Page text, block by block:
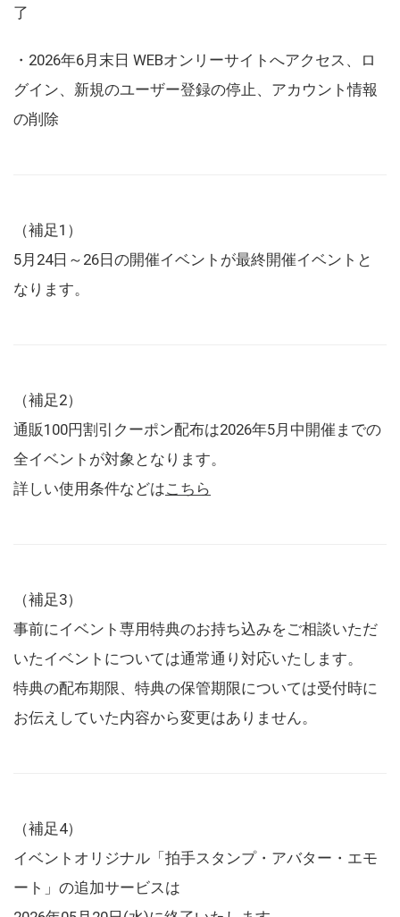
了
・2026年6月末日 WEBオンリーサイトへアクセス、ロ
グイン、新規のユーザー登録の停止、アカウント情報
の削除
（補足1）
5月24日～26日の開催イベントが最終開催イベントと
なります。
（補足2）
通販100円割引クーポン配布は2026年5月中開催までの
全イベントが対象となります。
詳しい使用条件などはこちら
（補足3）
事前にイベント専用特典のお持ち込みをご相談いただ
いたイベントについては通常通り対応いたします。
特典の配布期限、特典の保管期限については受付時に
お伝えしていた内容から変更はありません。
（補足4）
イベントオリジナル「拍手スタンプ・アバター・エモ
ート」の追加サービスは